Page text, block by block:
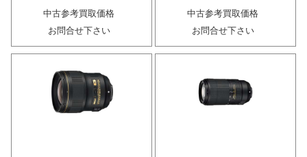
中古参考買取価格
お問合せ下さい
中古参考買取価格
お問合せ下さい